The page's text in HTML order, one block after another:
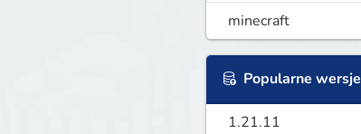
minecraft
Popularne wersje
1.21.11